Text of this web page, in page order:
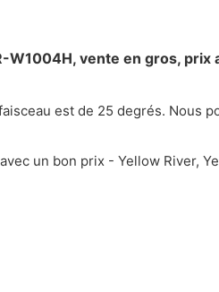
W1004H, vente en gros, prix
est de 25 degrés.
un bon prix - Yellow River,